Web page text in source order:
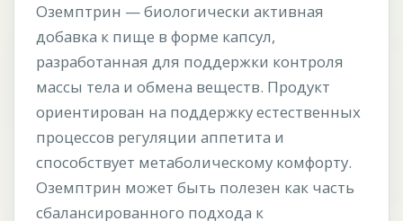
Оземптрин — биологически активная
добавка к пище в форме капсул,
разработанная для поддержки контроля
массы тела и обмена веществ. Продукт
ориентирован на поддержку естественных
процессов регуляции аппетита и
способствует метаболическому комфорту.
Оземптрин может быть полезен как часть
сбалансированного подхода к